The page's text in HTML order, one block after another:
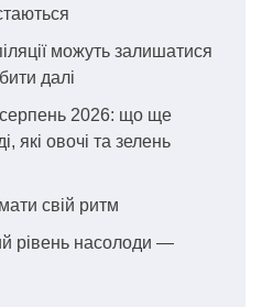
можуть залишатися
далі
2026: що ще
які овочі та зелень
свій ритм
рівень насолоди —